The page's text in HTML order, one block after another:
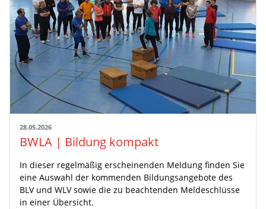
28.05.2026
BWLA | Bildung kompakt
In dieser regelmäßig erscheinenden Meldung finden Sie
eine Auswahl der kommenden Bildungsangebote des
BLV und WLV sowie die zu beachtenden Meldeschlüsse
in einer Übersicht.